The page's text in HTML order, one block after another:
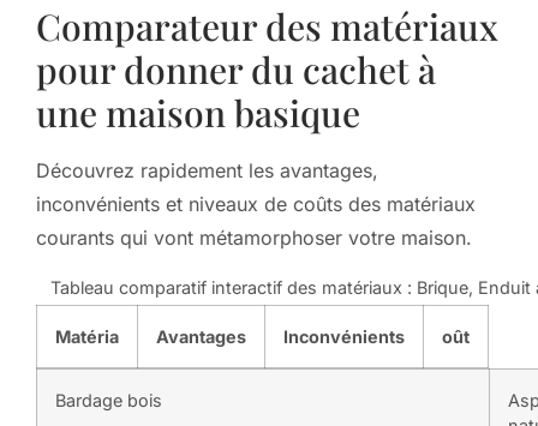
Comparateur des matériaux
pour donner du cachet à
une maison basique
Découvrez rapidement les avantages,
inconvénients et niveaux de coûts des matériaux
courants qui vont métamorphoser votre maison.
Tableau comparatif interactif des matériaux : Brique,
Matéria Avantages Inconvénients oût
Bardage bois